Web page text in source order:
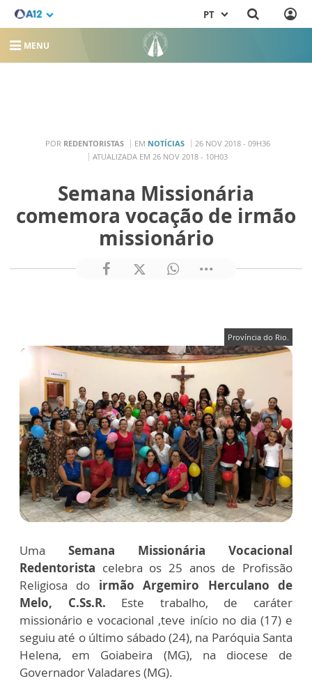
PT
MENU
POR REDENTORISTAS EM NOTÍCIAS
26 NOV 2018 - 09H36
ATUALIZADA EM 26 NOV 2018 - 10H03
Semana Missionária
comemora vocação de irmão
missionário
Província do Rio.
Uma Semana Missionária Vocacional
Redentorista celebra os 25 anos de Profissão
Religiosa do irmão Argemiro Herculano de
Melo, C.Ss.R. Este trabalho, de caráter
missionário e vocacional ,teve início no dia (17) e
seguiu até o último sábado (24), na Paróquia Santa
Helena, em Goiabeira (MG), na diocese de
Governador Valadares (MG).